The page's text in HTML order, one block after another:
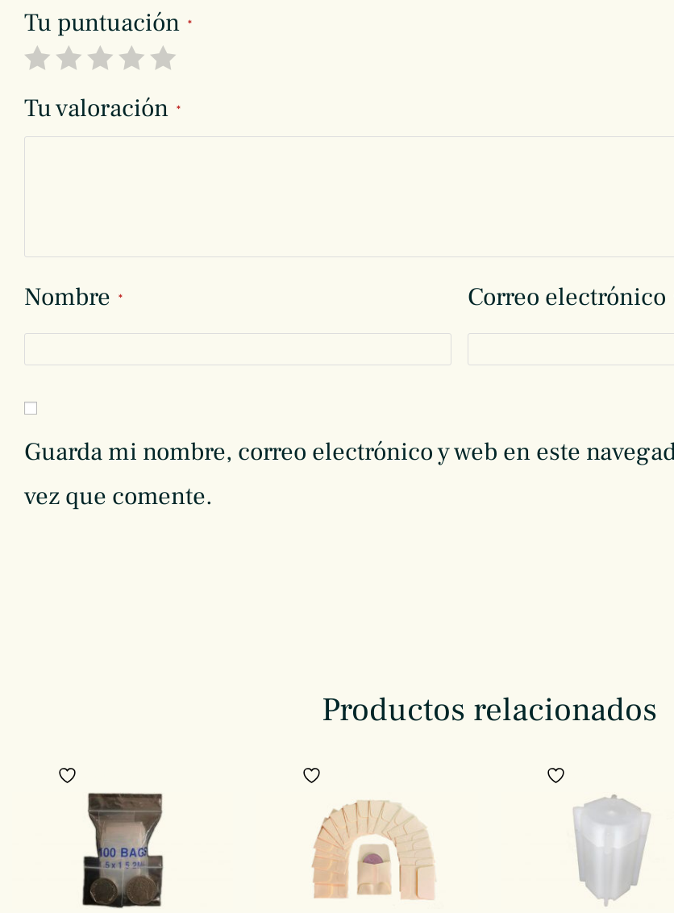
Tu puntuación *
Tu valoración *
Nombre * Correo electrónico
Guarda mi nombre, correo electrónico y web en este
vez que comente.
Productos relacionados